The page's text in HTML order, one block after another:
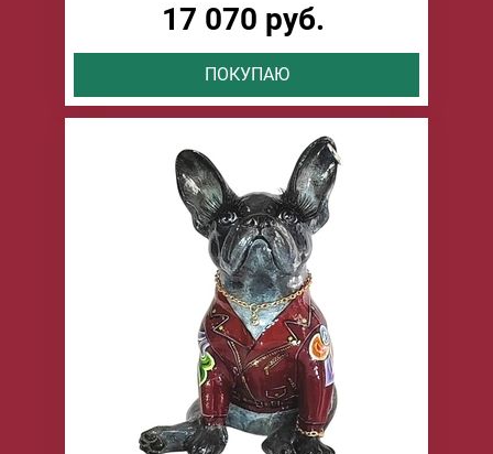
17 070 руб.
ПОКУПАЮ